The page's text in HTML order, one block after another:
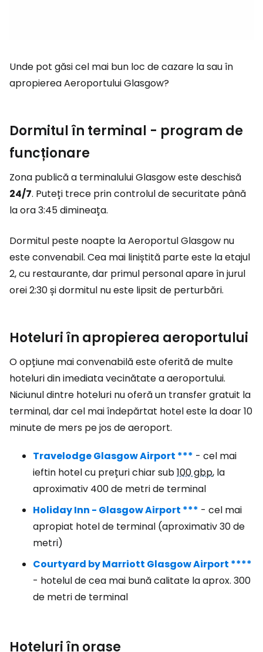
Unde pot găsi cel mai bun loc de cazare la sau în
apropierea Aeroportului Glasgow?
Dormitul în terminal - program de
funcționare
Zona publică a terminalului Glasgow este deschisă
24/7. Puteți trece prin controlul de securitate până
la ora 3:45 dimineața.
Dormitul peste noapte la Aeroportul Glasgow nu
este convenabil. Cea mai liniștită parte este la etajul
2, cu restaurante, dar primul personal apare în jurul
orei 2:30 și dormitul nu este lipsit de perturbări.
Hoteluri în apropierea aeroportului
O opțiune mai convenabilă este oferită de multe
hoteluri din imediata vecinătate a aeroportului.
Niciunul dintre hoteluri nu oferă un transfer gratuit la
terminal, dar cel mai îndepărtat hotel este la doar 10
minute de mers pe jos de aeroport.
Travelodge Glasgow Airport *** - cel mai
ieftin hotel cu prețuri chiar sub100 gbp, la
aproximativ 400 de metri de terminal
Holiday Inn - Glasgow Airport *** - cel mai
apropiat hotel de terminal (aproximativ 30 de
metri)
Courtyard by Marriott Glasgow Airport ****
- hotelul de cea mai bună calitate la aprox. 300
de metri de terminal
Hoteluri în orașe